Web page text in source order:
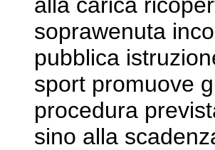
soprawenuta
pubblica
sport promuove
procedura
sino alla